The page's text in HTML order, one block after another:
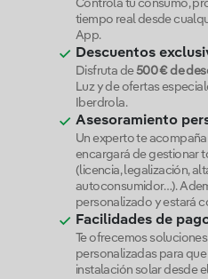
Controla tu consumo,
tiempo real desde
App.
Descuentos
Disfruta de500 € de
Luz y de ofertas
Iberdrola.
Asesoramiento
Un experto te
encargará de gestionar
(licencia, legalización,
autoconsumidor…).
personalizado y estará
Facilidades de
Te ofrecemos
personalizadas para
instalación solar desde